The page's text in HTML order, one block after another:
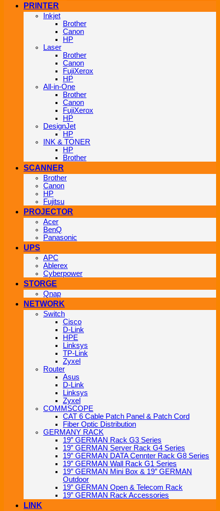
PRINTER
Inkjet
Brother
Canon
HP
Laser
Brother
Canon
FujiXerox
HP
All-in-One
Brother
Canon
FujiXerox
HP
DesignJet
HP
INK & TONER
HP
Brother
SCANNER
Brother
Canon
HP
Fujitsu
PROJECTOR
Acer
BenQ
Panasonic
UPS
APC
Ablerex
Cyberpower
STORGE
Qnap
NETWORK
Switch
Cisco
D-Link
HPE
Linksys
TP-Link
Zyxel
Router
Asus
D-Link
Linksys
Zyxel
COMMSCOPE
CAT 6 Cable Patch Panel & Patch Cord
Fiber Optic Distribution
GERMANY RACK
19” GERMAN Rack G3 Series
19” GERMAN Server Rack G4 Series
19” GERMAN DATA Cennter Rack G8 Series
19” GERMAN Wall Rack G1 Series
19″ GERMAN Mini Box & 19″ GERMAN
Outdoor
19” GERMAN Open & Telecom Rack
19” GERMAN Rack Accessories
LINK